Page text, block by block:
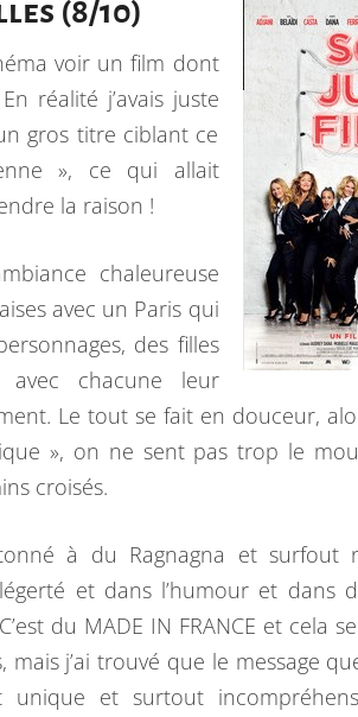
S
D
U
M
O
S
:
S
O
U
S
S
T
R
E
S
(8/10)
voir un film dont
réalité j’avais juste
gros titre ciblant ce
», ce qui allait
la raison !
chaleureuse
avec un Paris qui
des filles
avec chacune leur
Le tout se fait en douceur,
», on ne sent pas trop le
croisés.
à du Ragnagna et surfout
et dans l’humour et dans
du MADE IN FRANCE et cela
j’ai trouvé que le message
unique et surtout